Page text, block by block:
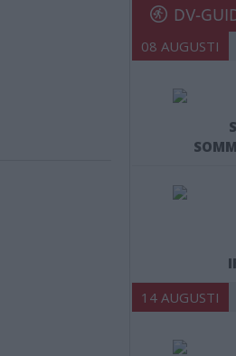
DV-
08 AUGUSTI
14 AUGUSTI